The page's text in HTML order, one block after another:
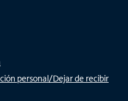
personal/Dejar de recibir